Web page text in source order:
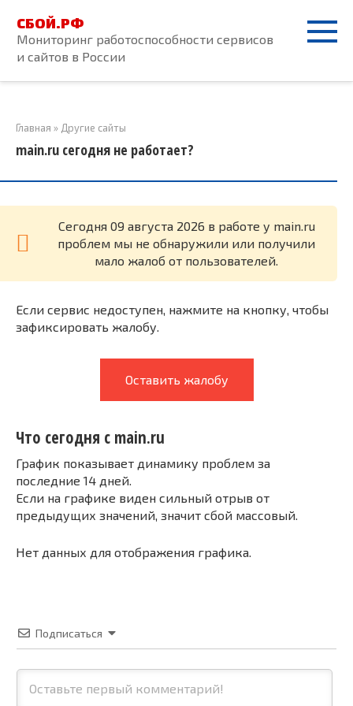
контенту
СБОЙ.РФ
Мониторинг работоспособности сервисов
и сайтов в России
Главная » Другие сайты
main.ru сегодня не работает?
Cегодня 09 августа 2026 в работе у main.ru
проблем мы не обнаружили или получили
мало жалоб от пользователей.
Если сервис недоступен, нажмите на кнопку, чтобы
зафиксировать жалобу.
Оставить жалобу
Что сегодня с main.ru
График показывает динамику проблем за
последние 14 дней.
Если на графике виден сильный отрыв от
предыдущих значений, значит сбой массовый.
Нет данных для отображения графика.
Подписаться